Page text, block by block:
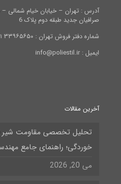
آدرس : تهران – خیابان خیام شمالی –
صرافیان جدید طبقه دوم پلاک 6
شماره دفتر فروش تهران : ۳۳۹۶۵۶۵۰ ۰۲۱ – ۳۳۹۹۲۲۸۴ ۰۲۱
ایمیل : info@poliestil.ir
آخرین مقالات
تحلیل تخصصی مقاومت شیر
خوردگی؛ راهنمای جامع
می 20, 2026